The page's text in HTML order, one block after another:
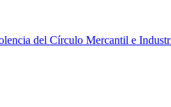
del Círculo Mercantil e